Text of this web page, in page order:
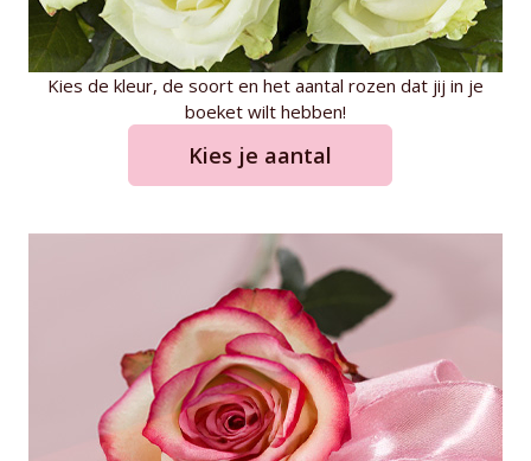
Kies de kleur, de soort en het aantal rozen dat jij in je
boeket wilt hebben!
Kies je aantal